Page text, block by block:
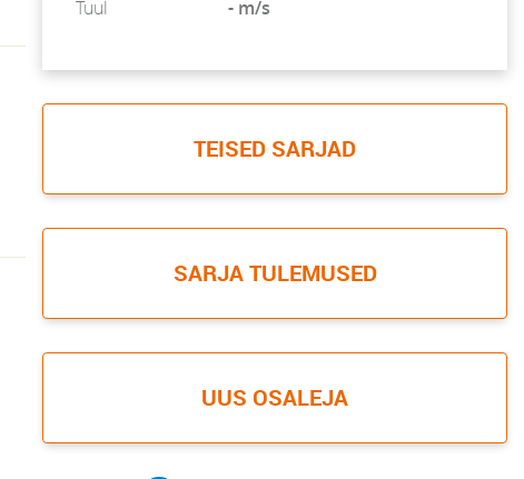
Tuul
- m/s
TEISED SARJAD
SARJA TULEMUSED
UUS OSALEJA